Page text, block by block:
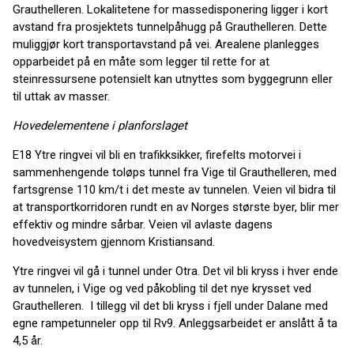
Grauthelleren. Lokalitetene for massedisponering ligger i kort
avstand fra prosjektets tunnelpåhugg på Grauthelleren. Dette
muliggjør kort transportavstand på vei. Arealene planlegges
opparbeidet på en måte som legger til rette for at
steinressursene potensielt kan utnyttes som byggegrunn eller
til uttak av masser.
Hovedelementene i planforslaget
E18 Ytre ringvei vil bli en trafikksikker, firefelts motorvei i
sammenhengende toløps tunnel fra Vige til Grauthelleren, med
fartsgrense 110 km/t i det meste av tunnelen. Veien vil bidra til
at transportkorridoren rundt en av Norges største byer, blir mer
effektiv og mindre sårbar. Veien vil avlaste dagens
hovedveisystem gjennom Kristiansand.
Ytre ringvei vil gå i tunnel under Otra. Det vil bli kryss i hver ende
av tunnelen, i Vige og ved påkobling til det nye krysset ved
Grauthelleren. I tillegg vil det bli kryss i fjell under Dalane med
egne rampetunneler opp til Rv9. Anleggsarbeidet er anslått å ta
4,5 år.